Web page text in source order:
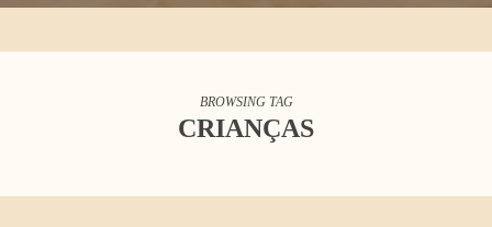
BROWSING TAG
CRIANÇAS